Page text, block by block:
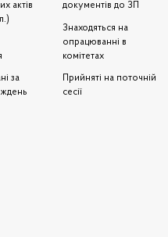
актів
за
документів до ЗП
Знаходяться на
опрацюванні в
комітетах
Прийняті на поточній
сесії